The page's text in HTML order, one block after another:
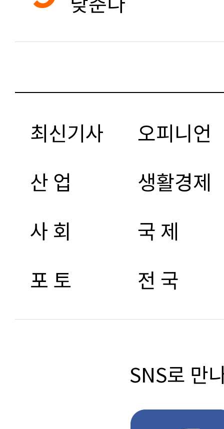
최신기사
오피니언
산 업
생활경제
사 회
국 제
포 토
전 국
SNS로 만